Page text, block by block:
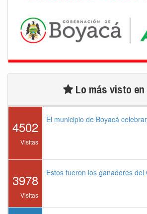
Lo más visto en
4502
Visitas
El municipio de Boyacá
3978
Visitas
Estos fueron los ganadores